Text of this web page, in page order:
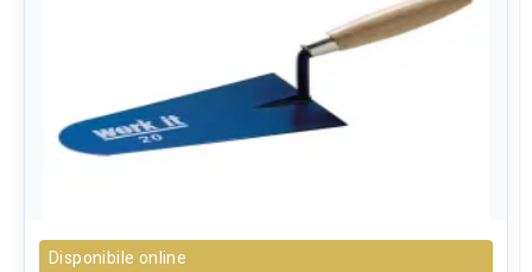
Disponibile online